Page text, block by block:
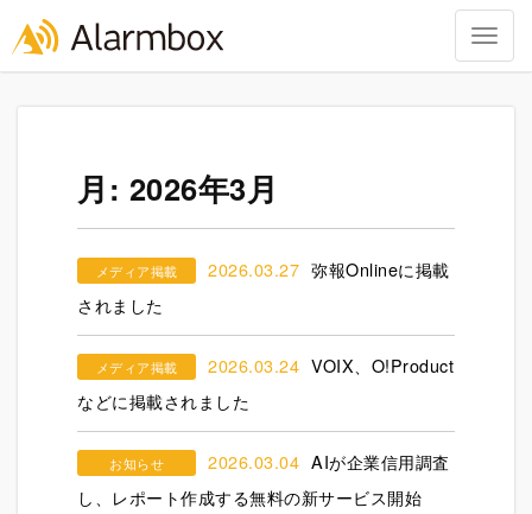
月: 2026年3月
メディア掲載 2026.03.27 弥報Onlineに掲載
されました
メディア掲載 2026.03.24 VOIX、O!Product
などに掲載されました
お知らせ 2026.03.04 AIが企業信用調査
し、レポート作成する無料の新サービス開始